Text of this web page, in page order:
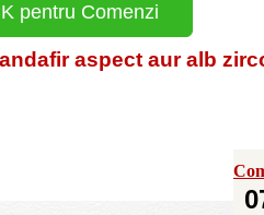
pentru Comenzi
aspect aur alb